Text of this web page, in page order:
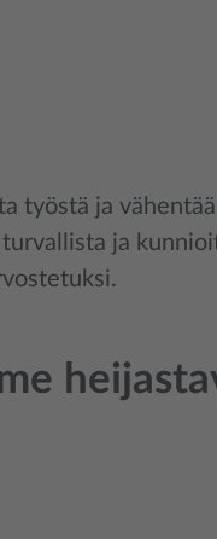
työstä ja
ja